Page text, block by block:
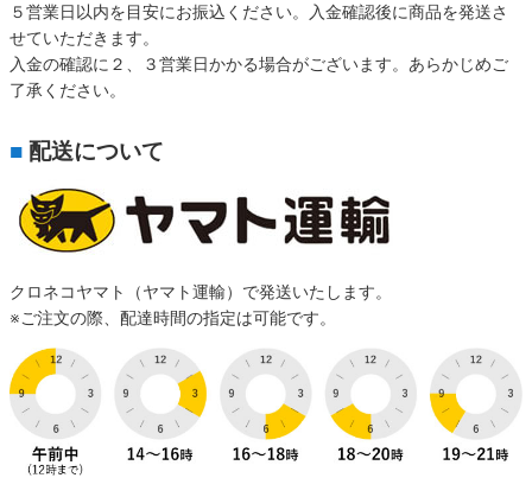
５営業日以内を目安にお振込ください。入金確認後に商品を発送さ
せていただきます。
入金の確認に２、３営業日かかる場合がございます。あらかじめご
了承ください。
■ 配送について
クロネコヤマト（ヤマト運輸）で発送いたします。
※ご注文の際、配達時間の指定は可能です。